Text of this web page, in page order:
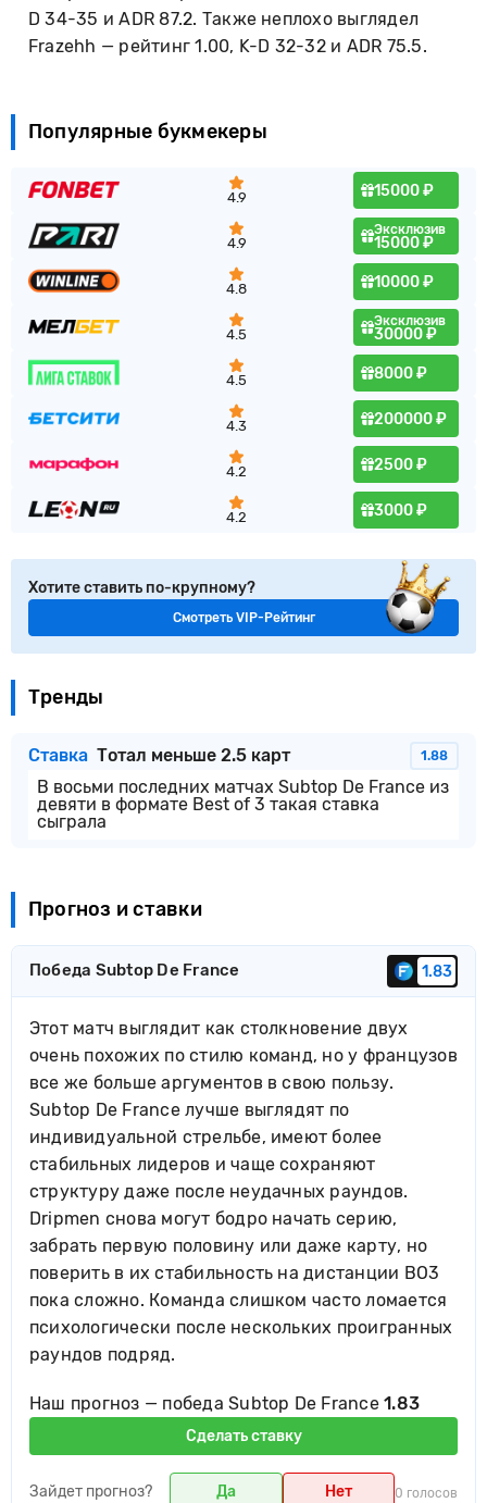
D 34-35 и ADR 87.2. Также неплохо выглядел
Frazehh — рейтинг 1.00, K-D 32-32 и ADR 75.5.
Популярные букмекеры
4.9 15000 ₽
4.9
Эксклюзив
15000 ₽
4.8 10000 ₽
4.5
Эксклюзив
30000 ₽
4.5 8000 ₽
4.3 200000 ₽
4.2 2500 ₽
4.2 3000 ₽
Хотите ставить по-крупному?
Смотреть VIP-Рейтинг
Тренды
Ставка Тотал меньше 2.5 карт 1.88
В восьми последних матчах Subtop De France из
девяти в формате Best of 3 такая ставка
сыграла
Прогноз и ставки
Победа Subtop De France 1.83
Этот матч выглядит как столкновение двух
очень похожих по стилю команд, но у французов
все же больше аргументов в свою пользу.
Subtop De France лучше выглядят по
индивидуальной стрельбе, имеют более
стабильных лидеров и чаще сохраняют
структуру даже после неудачных раундов.
Dripmen снова могут бодро начать серию,
забрать первую половину или даже карту, но
поверить в их стабильность на дистанции BO3
пока сложно. Команда слишком часто ломается
психологически после нескольких проигранных
раундов подряд.
Наш прогноз — победа Subtop De France1.83
Сделать ставку
Зайдет прогноз? Да Нет 0 голосов